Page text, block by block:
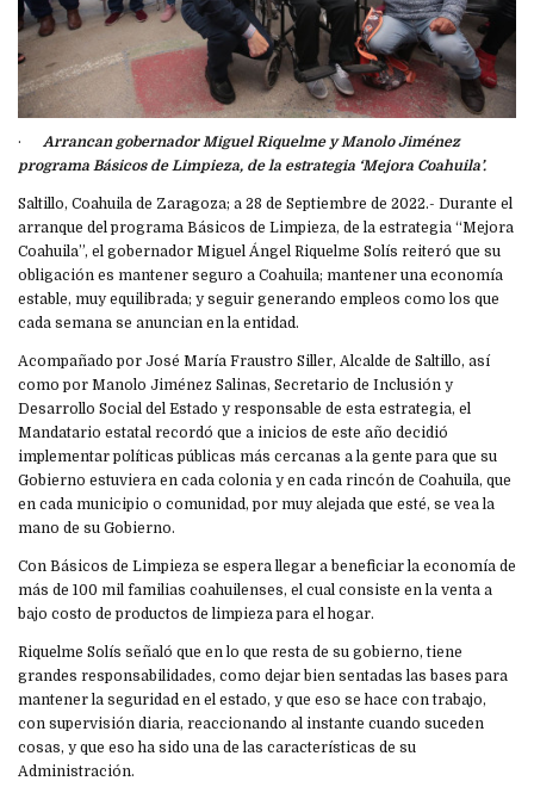
· Arrancan gobernador Miguel Riquelme y Manolo Jiménez
programa Básicos de Limpieza, de la estrategia ‘Mejora Coahuila’.
Saltillo, Coahuila de Zaragoza; a 28 de Septiembre de 2022.- Durante el
arranque del programa Básicos de Limpieza, de la estrategia “Mejora
Coahuila”, el gobernador Miguel Ángel Riquelme Solís reiteró que su
obligación es mantener seguro a Coahuila; mantener una economía
estable, muy equilibrada; y seguir generando empleos como los que
cada semana se anuncian en la entidad.
Acompañado por José María Fraustro Siller, Alcalde de Saltillo, así
como por Manolo Jiménez Salinas, Secretario de Inclusión y
Desarrollo Social del Estado y responsable de esta estrategia, el
Mandatario estatal recordó que a inicios de este año decidió
implementar políticas públicas más cercanas a la gente para que su
Gobierno estuviera en cada colonia y en cada rincón de Coahuila, que
en cada municipio o comunidad, por muy alejada que esté, se vea la
mano de su Gobierno.
Con Básicos de Limpieza se espera llegar a beneficiar la economía de
más de 100 mil familias coahuilenses, el cual consiste en la venta a
bajo costo de productos de limpieza para el hogar.
Riquelme Solís señaló que en lo que resta de su gobierno, tiene
grandes responsabilidades, como dejar bien sentadas las bases para
mantener la seguridad en el estado, y que eso se hace con trabajo,
con supervisión diaria, reaccionando al instante cuando suceden
cosas, y que eso ha sido una de las características de su
Administración.